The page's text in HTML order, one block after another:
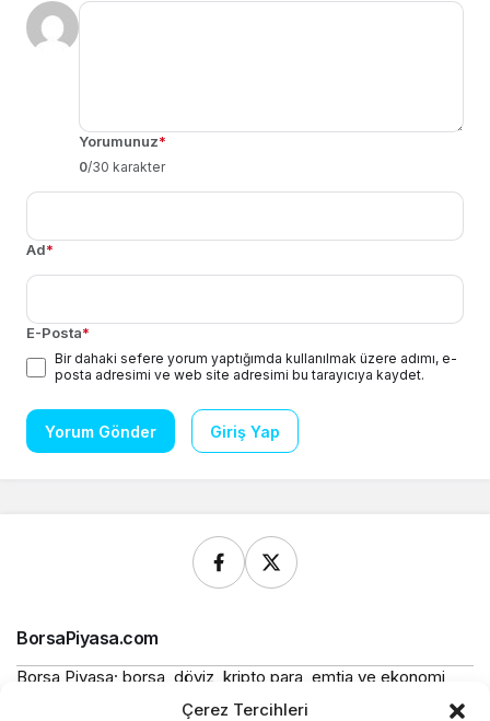
Çerez Tercihleri
Yorumunuz*
0/30 karakter
Ad*
E-Posta*
Bir dahaki sefere yorum yaptığımda kullanılmak üzere adımı, e-
posta adresimi ve web site adresimi bu tarayıcıya kaydet.
Yorum Gönder Giriş Yap
BorsaPiyasa.com
Borsa Piyasa; borsa, döviz, kripto para, emtia ve ekonomi
alanlarında güncel haberler, piyasa verileri ve bilgilendirici